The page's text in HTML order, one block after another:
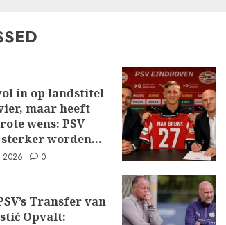
in op landstitel
maar heeft
wens: PSV
sterker worden…
2026 0
Transfer van
Opvalt: